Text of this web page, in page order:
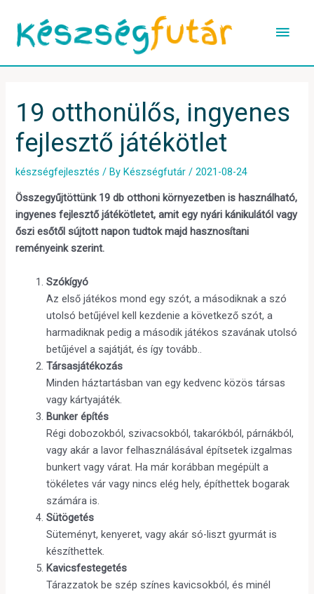
content
19 otthonülős, ingyenes
fejlesztő játékötlet
készségfejlesztés / ByKészségfutár/2021-08-24
Összegyűjtöttünk 19 db otthoni környezetben is használható,
ingyenes fejlesztő játékötletet, amit egy nyári kánikulától vagy
őszi esőtől sújtott napon tudtok majd hasznosítani
reményeink szerint.
Szókígyó
Az első játékos mond egy szót, a másodiknak a szó
utolsó betűjével kell kezdenie a következő szót, a
harmadiknak pedig a második játékos szavának utolsó
betűjével a sajátját, és így tovább..
Társasjátékozás
Minden háztartásban van egy kedvenc közös társas
vagy kártyajáték.
Bunker építés
Régi dobozokból, szivacsokból, takarókból, párnákból,
vagy akár a lavor felhasználásával építsetek izgalmas
bunkert vagy várat. Ha már korábban megépült a
tökéletes vár vagy nincs elég hely, építhettek bogarak
számára is.
Sütögetés
Süteményt, kenyeret, vagy akár só-liszt gyurmát is
készíthettek.
Kavicsfestegetés
Tárazzatok be szép színes kavicsokból, és minél